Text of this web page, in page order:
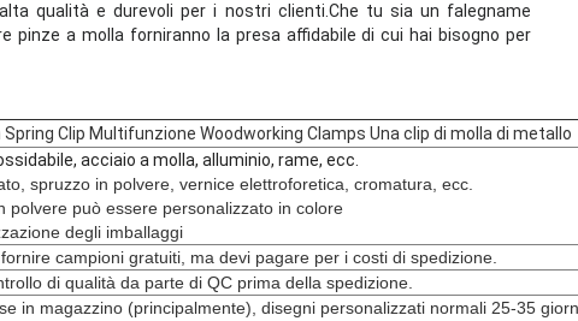
qualità e durevoli per i nostri clienti.Che tu sia un falegname
pinze a molla forniranno la presa affidabile di cui hai bisogno per
Clip Multifunzione Woodworking Clamps Una clip di molla di metallo
acciaio a molla, alluminio, rame, ecc.
spruzzo in polvere, vernice elettroforetica, cromatura, ecc.
polvere può essere personalizzato in colore
degli imballaggi
campioni gratuiti, ma devi pagare per i costi di spedizione.
di qualità da parte di QC prima della spedizione.
in magazzino (principalmente), disegni personalizzati normali 25-35